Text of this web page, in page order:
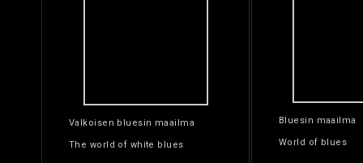
Valkoisen bluesin maailma
The world of white blues
Bluesin maailma
World of blues